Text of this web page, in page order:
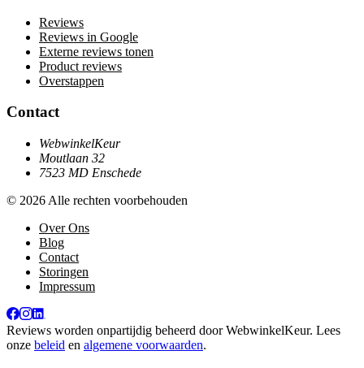
Reviews
Reviews in Google
Externe reviews tonen
Product reviews
Overstappen
Contact
WebwinkelKeur
Moutlaan 32
7523 MD Enschede
© 2026 Alle rechten voorbehouden
Over Ons
Blog
Contact
Storingen
Impressum
Reviews worden onpartijdig beheerd doorWebwinkelKeur. Lees
onze beleid en algemene voorwaarden.